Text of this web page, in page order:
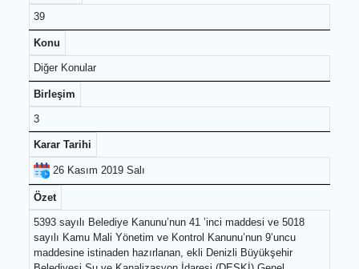
Karar No
39
Konu
Diğer Konular
Birleşim
3
Karar Tarihi
26 Kasım 2019 Salı
Özet